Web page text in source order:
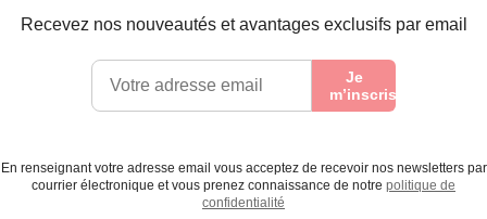
Recevez nos nouveautés et avantages exclusifs par email
Je
m’inscris
En renseignant votre adresse email vous acceptez de recevoir nos newsletters par
courrier électronique et vous prenez connaissance de notre politique de
confidentialité